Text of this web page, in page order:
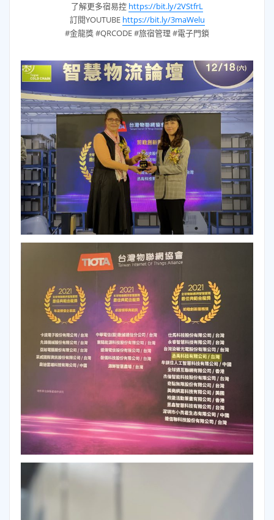
了解更多宿易控 https://bit.ly/2VStfrL
訂閱YOUTUBE https://bit.ly/3maWelu
#金龍獎 #QRCODE #旅宿管理 #電子門鎖